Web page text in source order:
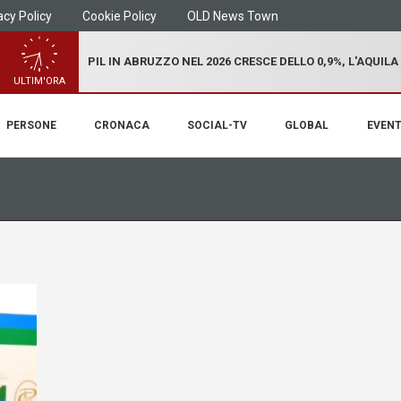
Policy Cookie Policy OLD News Town
ULTIM'ORA
PIL IN ABRUZZO NEL 2026 CRESCE DELLO 0,9%,
PERSONE CRONACA SOCIAL-TV GLOBAL